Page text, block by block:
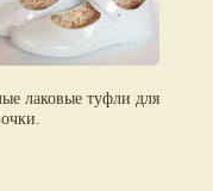
лаковые туфли для